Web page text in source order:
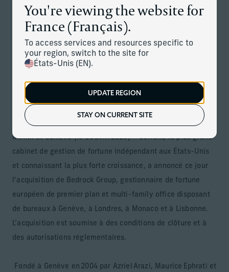
You're viewing the website for
France (Français).
To access services and resources specific to
your region, switch to the site for
États-Unis (EN).
UPDATE REGION
STAY ON CURRENT SITE
Corient Poursuit son Expansion
Mondiale Avec L’acquisition du
Groupe Genevois Bedrock Group
Le 16 avril 2026
Télécharger
Le cabinet étend son modèle de partenariat privé et
ajoutera 10,7 milliards de dollars US d’actifs gérés
MIAMI et GENÈVE (le 16 avril 2026) – Corient, le plus grand
cabinet de gestion de fortune indépendant aux États-Unis
et connaissant la plus forte croissance, a annoncé ce jour
l’acquisition de Bedrock Group, gestionnaire de fortune
européen de premier plan et multi-family office disposant
de bureaux à Genève, à Londres, à Monaco et à Lisbonne.
L’acquisition est soumise à des conditions de clôture et à
des autorisations réglementaires.
Fondé à Genève en 2004 par Azriel Arazi, Maurice Ephrati et